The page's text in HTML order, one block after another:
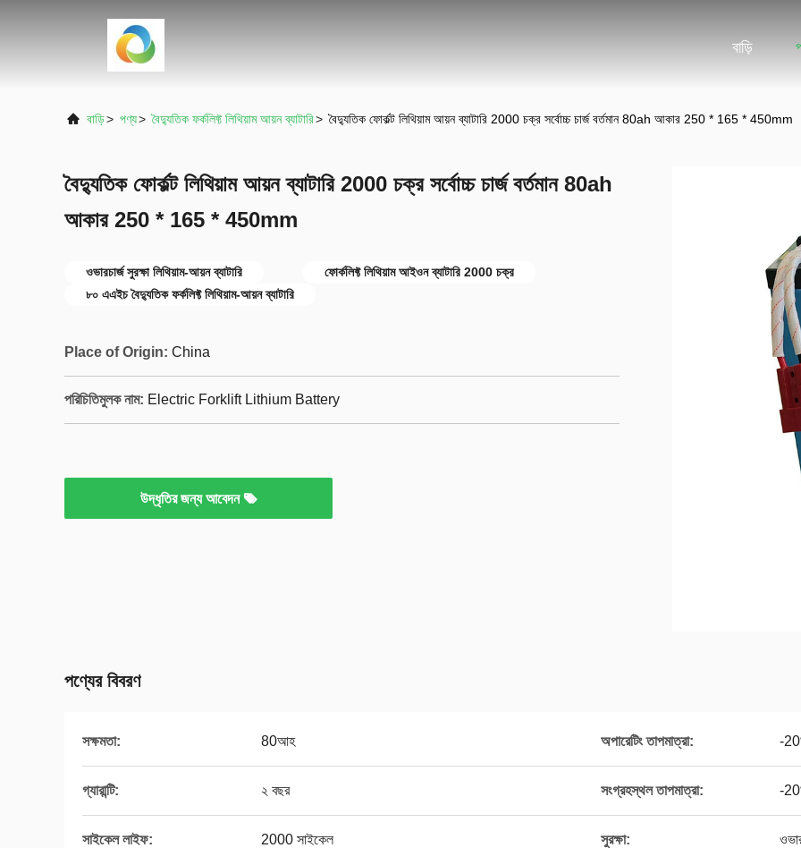
বাড়ি
বাড়ি> পণ্য> বৈদ্যুতিক ফর্কলিফ্ট লিথিয়াম আয়ন ব্যাটারি> বৈদ্যুতিক ফোর্কল্ট লিথিয়াম আয়ন ব্যাটারি 2000 চক্র সর্বোচ্চ চার্জ বর্তমান 80ah আকার 250 * 165 * 450mm
বৈদ্যুতিক ফোর্কল্ট লিথিয়াম আয়ন ব্যাটারি 2000 চক্র সর্বোচ্চ চার্জ বর্তমান 80ah
আকার 250 * 165 * 450mm
ওভারচার্জ সুরক্ষা লিথিয়াম-আয়ন ব্যাটারি
ফোর্কলিফ্ট লিথিয়াম আইওন ব্যাটারি 2000 চক্র
৮০ এএইচ বৈদ্যুতিক ফর্কলিফ্ট লিথিয়াম-আয়ন ব্যাটারি
Place of Origin: China
পরিচিতিমুলক নাম: Electric Forklift Lithium Battery
উদ্ধৃতির জন্য আবেদন
পণ্যের বিবরণ
সক্ষমতা: 80আহ অপারেটিং তাপমাত্রা: -
গ্যারান্টি: ২ বছর সংগ্রহস্থল তাপমাত্রা: -
সাইকেল লাইফ: 2000 সাইকেল সুরক্ষা: